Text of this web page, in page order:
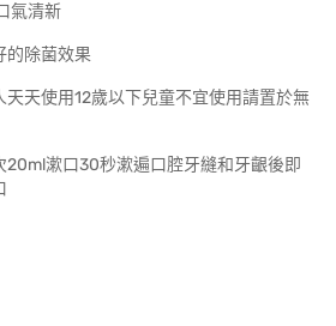
氣清新
的除菌效果
天天使用12歲以下兒童不宜使用請置於無
20ml漱口30秒漱遍口腔牙縫和牙齦後即